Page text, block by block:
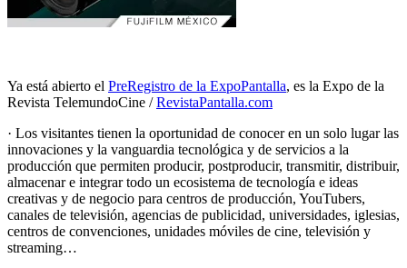
Ya está abierto el PreRegistro de la ExpoPantalla, es la Expo de la
Revista TelemundoCine /RevistaPantalla.com
· Los visitantes tienen la oportunidad de conocer en un solo lugar las
innovaciones y la vanguardia tecnológica y de servicios a la
producción que permiten producir, postproducir, transmitir, distribuir,
almacenar e integrar todo un ecosistema de tecnología e ideas
creativas y de negocio para centros de producción, YouTubers,
canales de televisión, agencias de publicidad, universidades, iglesias,
centros de convenciones, unidades móviles de cine, televisión y
streaming…